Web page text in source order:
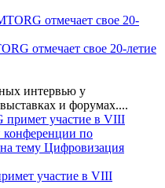
отмечает свое 20-летие
интервью у
и форумах....
участие в VIII